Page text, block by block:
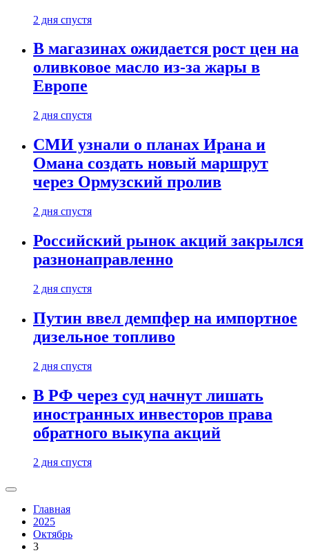
2 дня спустя
В магазинах ожидается рост цен на
оливковое масло из-за жары в
Европе
2 дня спустя
СМИ узнали о планах Ирана и
Омана создать новый маршрут
через Ормузский пролив
2 дня спустя
Российский рынок акций закрылся
разнонаправленно
2 дня спустя
Путин ввел демпфер на импортное
дизельное топливо
2 дня спустя
В РФ через суд начнут лишать
иностранных инвесторов права
обратного выкупа акций
2 дня спустя
Главная
2025
Октябрь
3